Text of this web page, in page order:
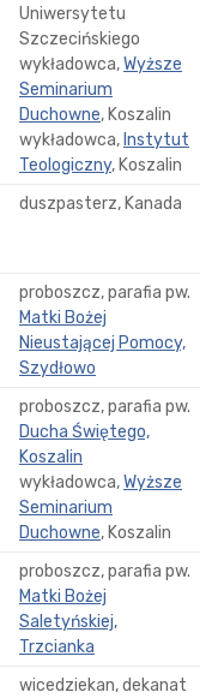
Uniwersytetu
Szczecińskiego
wykładowca,Wyższe
Seminarium
Duchowne, Koszalin
wykładowca, Instytut
Teologiczny, Koszalin
duszpasterz, Kanada
proboszcz, parafia pw.
Matki Bożej
Nieustającej Pomocy,
Szydłowo
proboszcz, parafia pw.
Ducha Świętego,
Koszalin
wykładowca,Wyższe
Seminarium
Duchowne, Koszalin
proboszcz, parafia pw.
Matki Bożej
Saletyńskiej,
Trzcianka
wicedziekan, dekanat